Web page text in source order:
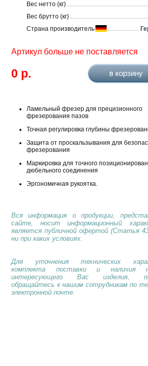
Вес нетто (кг)
Вес брутто (кг)
Страна производитель
Артикул больше не поставляется
0 р.
Ламельный фрезер для прецизионного
фрезерования пазов
Точная регулировка глубины
Защита от проскальзывания для
фрезерования
Маркировка для точного
дюбельного соединения
Эргономичная рукоятка.
Вся информация о продукции,
сайте, носит информационный
является публичной офертой (Статья
ни при каких условиях.
Для уточнения технических
комплекта поставки и наличия
интересующего Вас изделия,
обращайтесь к нашим сотрудникам по
электронной почте.